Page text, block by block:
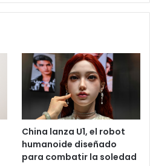
China lanza U1, el robot
humanoide diseñado
para combatir la soledad